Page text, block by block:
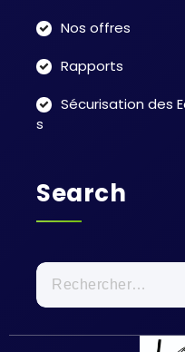
Nos offres
Rapports
Sécurisation des
s
Search